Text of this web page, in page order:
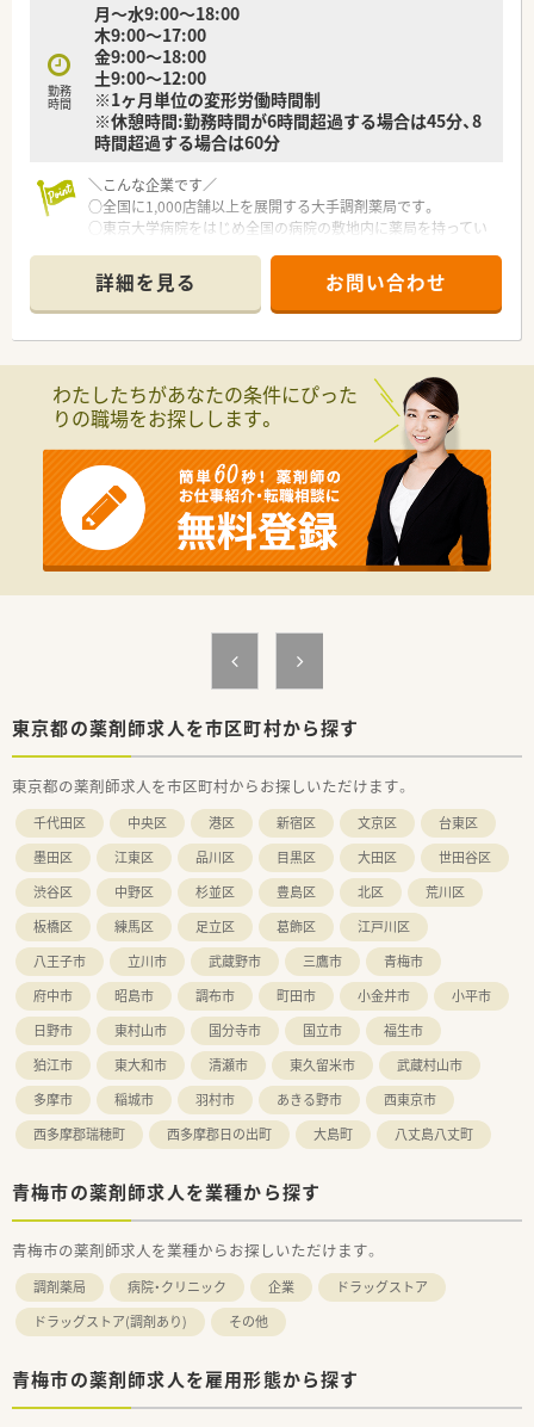
勤務
時間
月〜水9:00〜18:00
木9:00〜17:00
金9:00〜18:00
土9:00〜12:00
※1ヶ月単位の変形労働時間制
※休憩時間:勤務時間が6時間超過する場合は45分、8
時間超過する場合は60分
＼こんな企業です／
○全国に1,000店舗以上を展開する大手調剤薬局です。
○東京大学病院をはじめ全国の病院の敷地内に薬局を持ってい
病診薬連携を強化することで、地域にお住いの患者様に高度な医
療の提供を実現しています。
○全店「同一の機械・システム」を採用しており、且つ処方箋の応
需内容が多岐にわたる（敷地内・病院門前・医療モール・CL門前）
○長期就業＆自己研讃を続ける事で給与があがる仕組みになっ
ており、将来的に高年収も狙う事が出来ます。
○インターネットを使って処方薬の飲み方を遠隔指導する「オン
ライン服薬指導」、今後も病院の「敷地内薬局」の推進、女性客の
取り込みを狙う店舗でデザインの一新。
M&Aによる店舗拡大と業界のリーディングカンパニーとして成
長を続けています。
○どの店舗も、最新システムが整っています！
＼福利厚生／
〇「社員第一主義」を掲げている同社では、福利厚生面が手厚く
プライベートも充実出来る様にワークライフバランスを後押し
る他、提携の保養施設は全国に40ヵ所あります。
〇産休・育休・時短勤務者2,097人以上等、どれも業界トップクラ
産休、育休取得はもちろんのこと、育児短時間勤務制度を実施
育児休業より復帰後、1日最大2時間短縮して勤務できる制度で
す。
法律では3歳までですが、同社では小学校就学時までの期間利用
可能♪
詳細を見る お問い合わせ
わたしたちがあなたの条件にぴった
りの職場をお探しします。
東京都の薬剤師求人を市区町村から探す
東京都の薬剤師求人を市区町村からお探しいただけます。
千代田区 中央区 港区 新宿区 文京区
台東区
墨田区
江東区 品川区 目黒区 大田区
世田谷区
渋谷区
中野区 杉並区 豊島区 北区
荒川区
板橋区
練馬区 足立区 葛飾区
江戸川区
八王子市
立川市 武蔵野市 三鷹市
青梅市
府中市
昭島市 調布市 町田市 小金井市
小平市
日野市
東村山市 国分寺市 国立市
福生市
狛江市
東大和市 清瀬市 東久留米市
武蔵村山市
多摩市
稲城市 羽村市 あきる野市
西東京市
西多摩郡瑞穂町
西多摩郡日の出町 大島町 八丈島八丈町
青梅市の薬剤師求人を業種から探す
青梅市の薬剤師求人を業種からお探しいただけます。
調剤薬局 病院・クリニック 企業
ドラッグストア
ドラッグストア(調剤あり)
その他
青梅市の薬剤師求人を雇用形態から探す